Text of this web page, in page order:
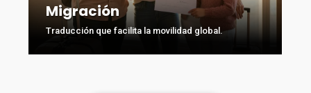
Migración
Traducción que facilita la movilidad global.